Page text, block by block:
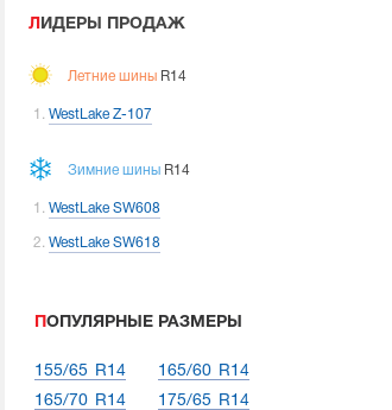
ЛИДЕРЫ ПРОДАЖ
Летние шины R14
WestLake Z-107
Зимние шины R14
WestLake SW608
WestLake SW618
ПОПУЛЯРНЫЕ РАЗМЕРЫ
155/65 R14
165/60 R14
165/70 R14
175/65 R14